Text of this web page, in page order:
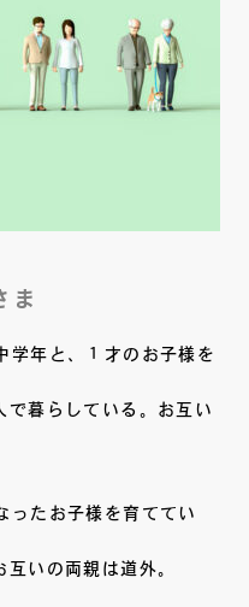
ま
学年と、１才のお子様を
で暮らしている。お互い
ったお子様を育ててい
いの両親は道外。